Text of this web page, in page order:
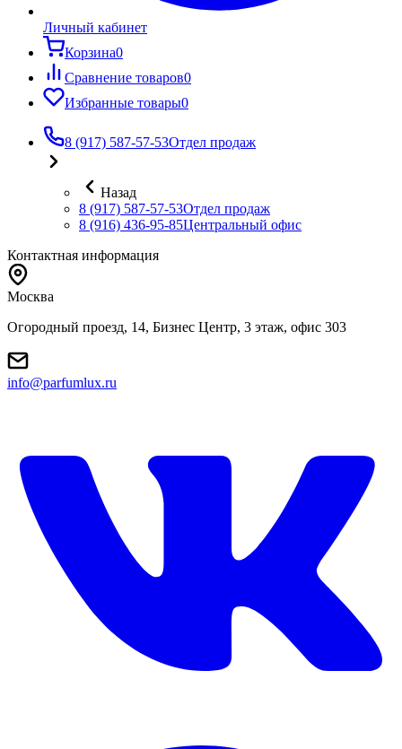
Личный кабинет
Корзина0
Сравнение товаров0
Избранные товары0
8 (917) 587-57-53Отдел продаж
Назад
8 (917) 587-57-53Отдел продаж
8 (916) 436-95-85Центральный офис
Контактная информация
Москва
Огородный проезд, 14, Бизнес Центр, 3 этаж, офис 303
info@parfumlux.ru